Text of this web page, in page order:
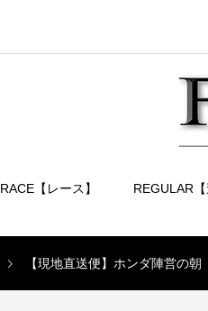
RACE【レース】 REGULAR【
【現地直送便】ホンダ陣営の朝